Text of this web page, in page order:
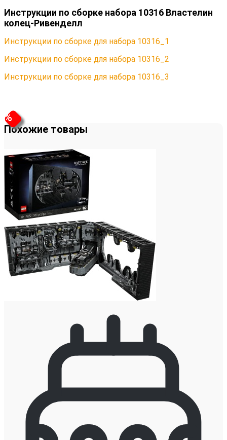
Инструкции по сборке набора 10316 Властелин
колец-Ривенделл
Инструкции по сборке для набора 10316_1
Инструкции по сборке для набора 10316_2
Инструкции по сборке для набора 10316_3
Похожие товары
%
%